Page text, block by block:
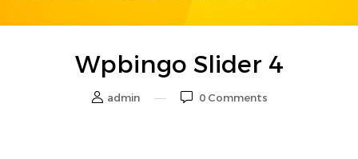
Wpbingo Slider 4
admin 0Comments